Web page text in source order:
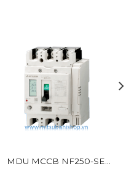
MDU MCCB NF250-SEV